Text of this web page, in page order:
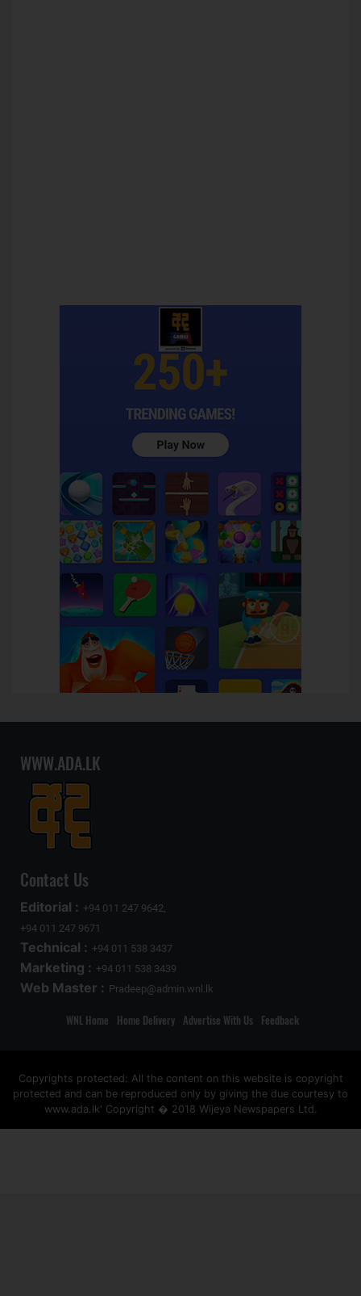
WWW.ADA.LK
Contact Us
Editorial : +94 011 247 9642,
+94 011 247 9671
Technical : +94 011 538 3437
Marketing : +94 011 538 3439
Web Master : Pradeep@admin.wnl.lk
WNL Home Home Delivery Advertise With Us Feedback
Copyrights protected: All the content on this website is copyright
protected and can be reproduced only by giving the due courtesy to
www.ada.lk' Copyright � 2018 Wijeya Newspapers Ltd.